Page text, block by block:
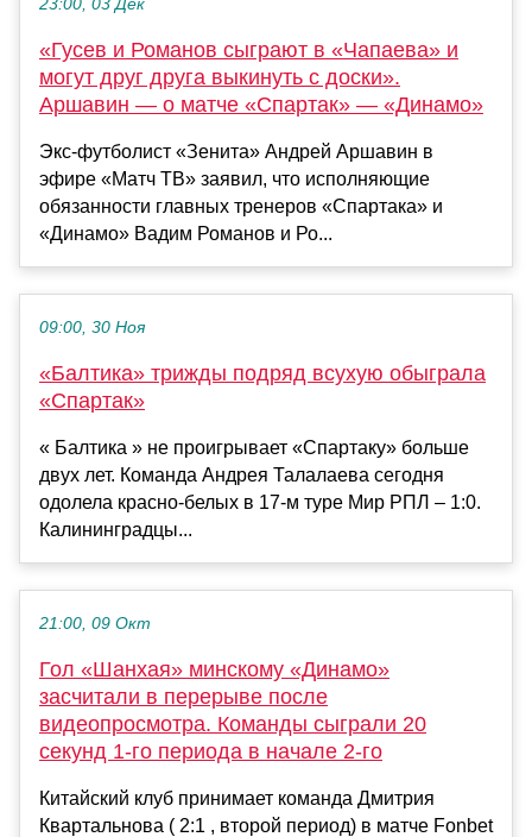
23:00, 03 Дек
«Гусев и Романов сыграют в «Чапаева» и
могут друг друга выкинуть с доски».
Аршавин — о матче «Спартак» — «Динамо»
Экс‑футболист «Зенита» Андрей Аршавин в
эфире «Матч ТВ» заявил, что исполняющие
обязанности главных тренеров «Спартака» и
«Динамо» Вадим Романов и Ро...
09:00, 30 Ноя
«Балтика» трижды подряд всухую обыграла
«Спартак»
« Балтика » не проигрывает «Спартаку» больше
двух лет. Команда Андрея Талалаева сегодня
одолела красно-белых в 17-м туре Мир РПЛ – 1:0.
Калининградцы...
21:00, 09 Окт
Гол «Шанхая» минскому «Динамо»
засчитали в перерыве после
видеопросмотра. Команды сыграли 20
секунд 1-го периода в начале 2-го
Китайский клуб принимает команда Дмитрия
Квартальнова ( 2:1 , второй период) в матче Fonbet